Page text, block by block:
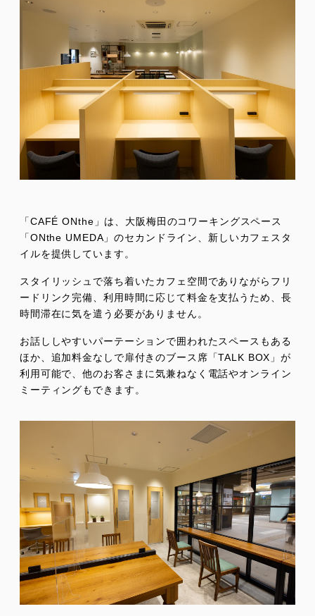
「CAFÉ ONthe」は、大阪梅田のコワーキングスペース
「ONthe UMEDA」のセカンドライン、新しいカフェスタ
イルを提供しています。
スタイリッシュで落ち着いたカフェ空間でありながらフリ
ードリンク完備、利用時間に応じて料金を支払うため、長
時間滞在に気を遣う必要がありません。
お話ししやすいパーテーションで囲われたスペースもある
ほか、追加料金なしで扉付きのブース席「TALK BOX」が
利用可能で、他のお客さまに気兼ねなく電話やオンライン
ミーティングもできます。